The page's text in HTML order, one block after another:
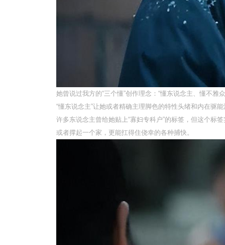
她曾说过我方的“三个懂”创作理念：“懂东说念主、懂不
“懂东说念主”让她或者精确主理脚色的特性头绪和内在驱
许多东说念主曾给她贴上“寡妇专科户”的标签，但这个标
或者撑起一个家，更能扛得住侥幸的各种捕快。